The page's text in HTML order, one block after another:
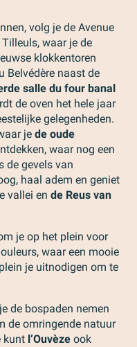
volg je de Avenue
waar je de
klokkentoren
Belvédère naast de
salle du four banal
de oven het hele jaar
gelegenheden.
je de oude
waar nog een
de gevels van
haal adem en geniet
vallei en de Reus van
je op het plein voor
waar een mooie
je uitnodigen om te
de bospaden nemen
de omringende natuur
kunt l’Ouvèze ook